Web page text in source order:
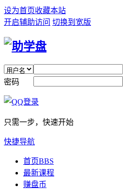
设为首页收藏本站
开启辅助访问 切换到宽版
密码
只需一步，快速开始
快捷导航
首页BBS
最新课程
赚盘币